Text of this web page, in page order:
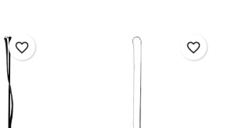
favorite_border favorite_border